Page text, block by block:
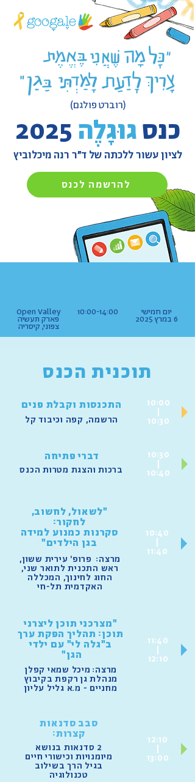
(רוברט פולגם)
לציון עשור ללכתה של ד״ר רנה מיכלוביץ
2025 כנסגוּגָלֶה
להרשמה לכנס
יום חמישי
6 במרץ 2025
10:00-14:00
Open Valley
פארק תעשיה
צפוני, קיסריה
תוכנית הכנס
התכנסות וקבלת פנים
הרשמה, קפה וכיבוד קל
10:00
10:30
דברי פתיחה
ברכות והצגת מטרות הכנס
10:30
10:40
"לשאול, לחשוב,
לחקור:
סקרנות כמנוע למידה
בגן הילדים"
מרצה: פרופ' עירית ששון,
ראש התכנית לתואר שני,
החוג לחינוך, המכללה
האקדמית תל-חי
10:40
11:40
"מצרכני תוכן ליצרני
תוכן: תהליך הפקת ערך
ב"גלה לי" עם ילדי
הגן"
מרצה: מיכל שמאי קפלן
מנהלת גן רקפת בקיבוץ
מחניים - מ.א גליל עליון
11:40
12:10
סבב סדנאות
קצרות:
2 סדנאות בנושא
מיומנויות וכישורי חיים
בגיל הרך בשילוב
טכנולוגיה
12:10
13:00